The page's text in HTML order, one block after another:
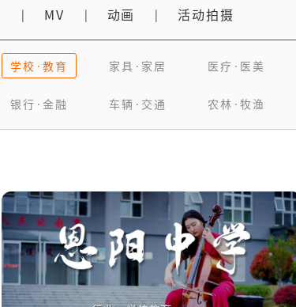
MV 动画 活动拍摄
学校·教育 家具·家居 医疗·医美
银行·金融 车辆·交通 农林·牧渔